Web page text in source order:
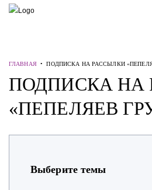
ПОИСК ПО САЙТУ
ГЛАВНАЯ•ПОДПИСКА НА РАССЫЛКИ
ПОДПИСКА НА
«ПЕПЕЛЯЕВ
Выберите темы